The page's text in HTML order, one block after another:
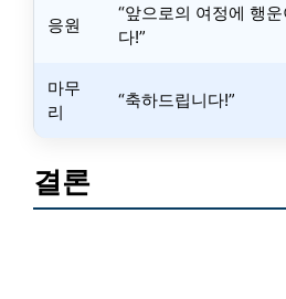
응원
“앞으로의 여정에 행
다!”
마무
리
“축하드립니다!”
결론